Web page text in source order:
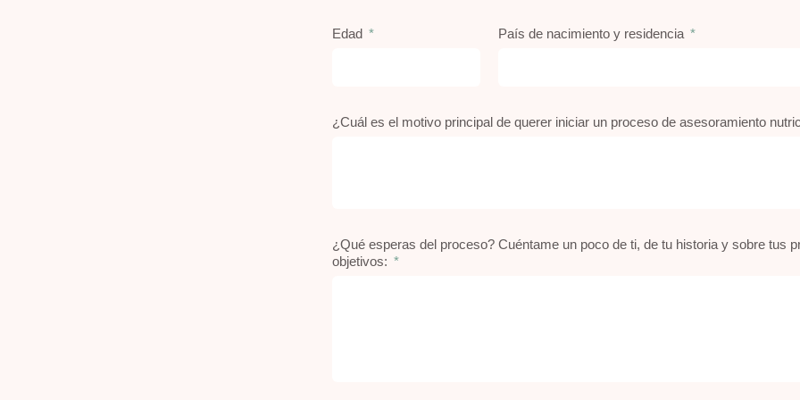
Edad País de nacimiento y residencia
¿Cuál es el motivo principal de querer iniciar un proceso de asesoramiento
¿Qué esperas del proceso? Cuéntame un poco de ti, de tu historia y sobre tus
objetivos: